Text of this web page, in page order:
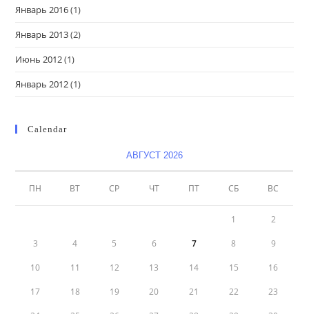
Январь 2016(1)
Январь 2013(2)
Июнь 2012(1)
Январь 2012(1)
Calendar
АВГУСТ 2026
ПН ВТ СР ЧТ ПТ СБ ВС
1 2
3 4 5 6 7 8 9
10 11 12 13 14 15 16
17 18 19 20 21 22 23